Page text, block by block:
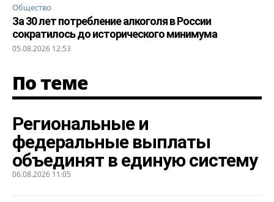
Общество
За 30 лет потребление алкоголя в России
сократилось до исторического минимума
05.08.2026 12:53
По теме
Региональные и
федеральные выплаты
объединят в единую систему
06.08.2026 11:05